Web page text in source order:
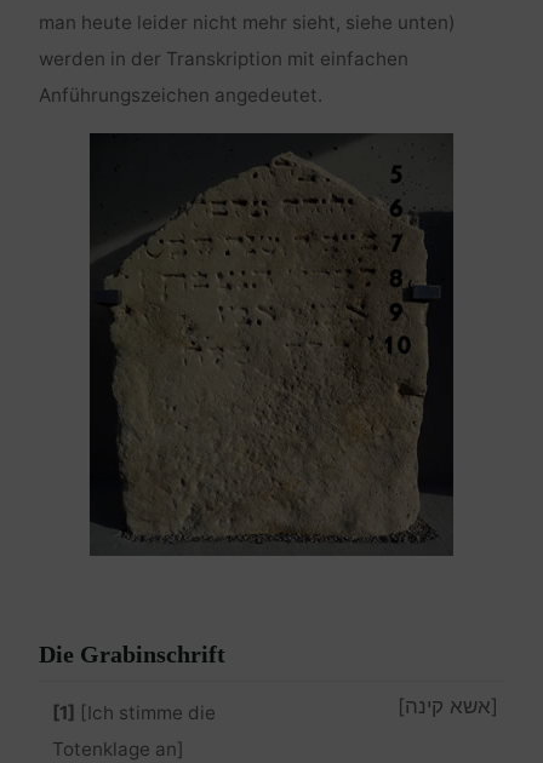
man heute leider nicht mehr sieht, siehe unten)
werden in der Transkription mit einfachen
Anführungszeichen angedeutet.
Die Grabinschrift
[1] [Ich stimme die
Totenklage an]
[אשא קינה]